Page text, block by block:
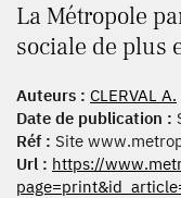
La Métropole
sociale de plus
Auteurs : CLERVAL A.
Date de publication :
Réf : Site
Url : https://